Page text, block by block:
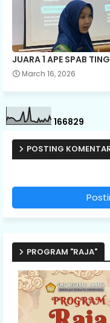
JUARA 1 APE SPAB
March 16, 2026
166829
POSTING
PROGRAM "RAJA"